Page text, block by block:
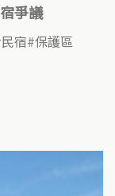
爭議
民宿 保護區